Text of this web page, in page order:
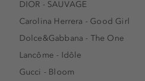
DIOR - SAUVAGE
Carolina Herrera - Good Girl
Dolce&Gabbana - The One
Lancôme - Idôle
Gucci - Bloom